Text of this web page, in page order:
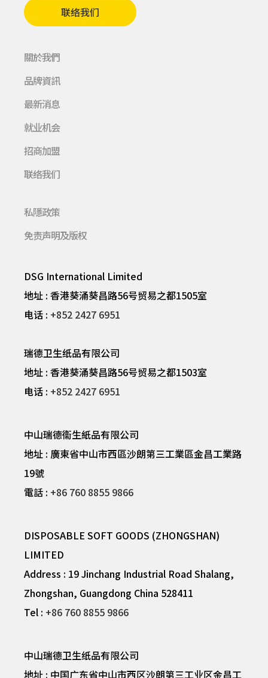
联络我们
關於我們
品牌資訊
最新消息
就业机会
招商加盟
联络我们
私隱政策
免责声明及版权
DSG International Limited
地址 : 香港葵涌葵昌路56号贸易之都1505室
电话 : +852 2427 6951
瑞德卫生纸品有限公司
地址 : 香港葵涌葵昌路56号贸易之都1503室
电话 : +852 2427 6951
中山瑞德衞生紙品有限公司
地址 : 廣東省中山市西區沙朗第三工業區金昌工業路
19號
電話 : +86 760 8855 9866
DISPOSABLE SOFT GOODS (ZHONGSHAN)
LIMITED
Address : 19 Jinchang Industrial Road Shalang,
Zhongshan, Guangdong China 528411
Tel : +86 760 8855 9866
中山瑞德卫生纸品有限公司
地址 : 中国广东省中山市西区沙朗第三工业区金昌工